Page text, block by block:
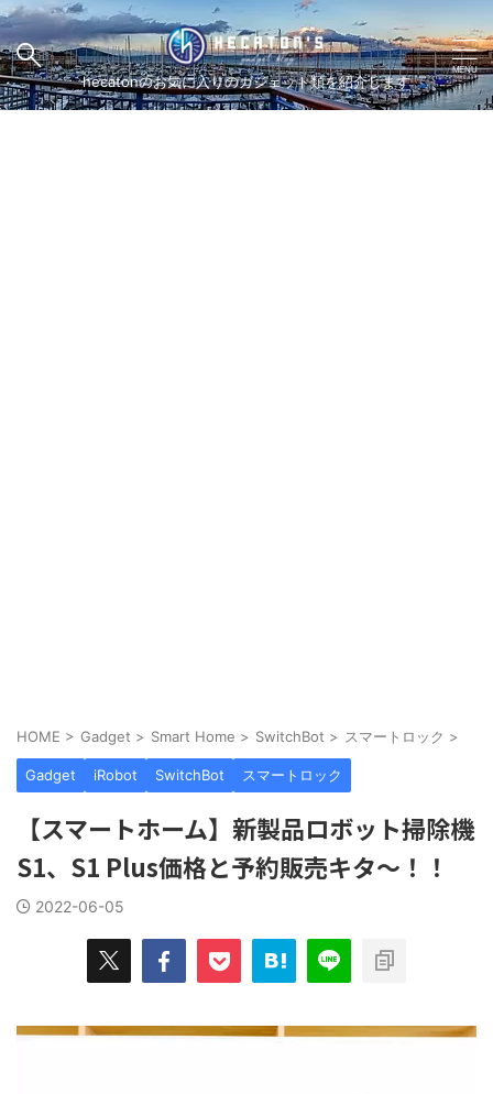
hecatonのお気に入りのガジェット類を紹介します
HOME > Gadget > Smart Home > SwitchBot > スマートロック >
Gadget iRobot SwitchBot スマートロック
【スマートホーム】新製品ロボット掃除機
S1、S1 Plus価格と予約販売キタ〜！！
2022-06-05